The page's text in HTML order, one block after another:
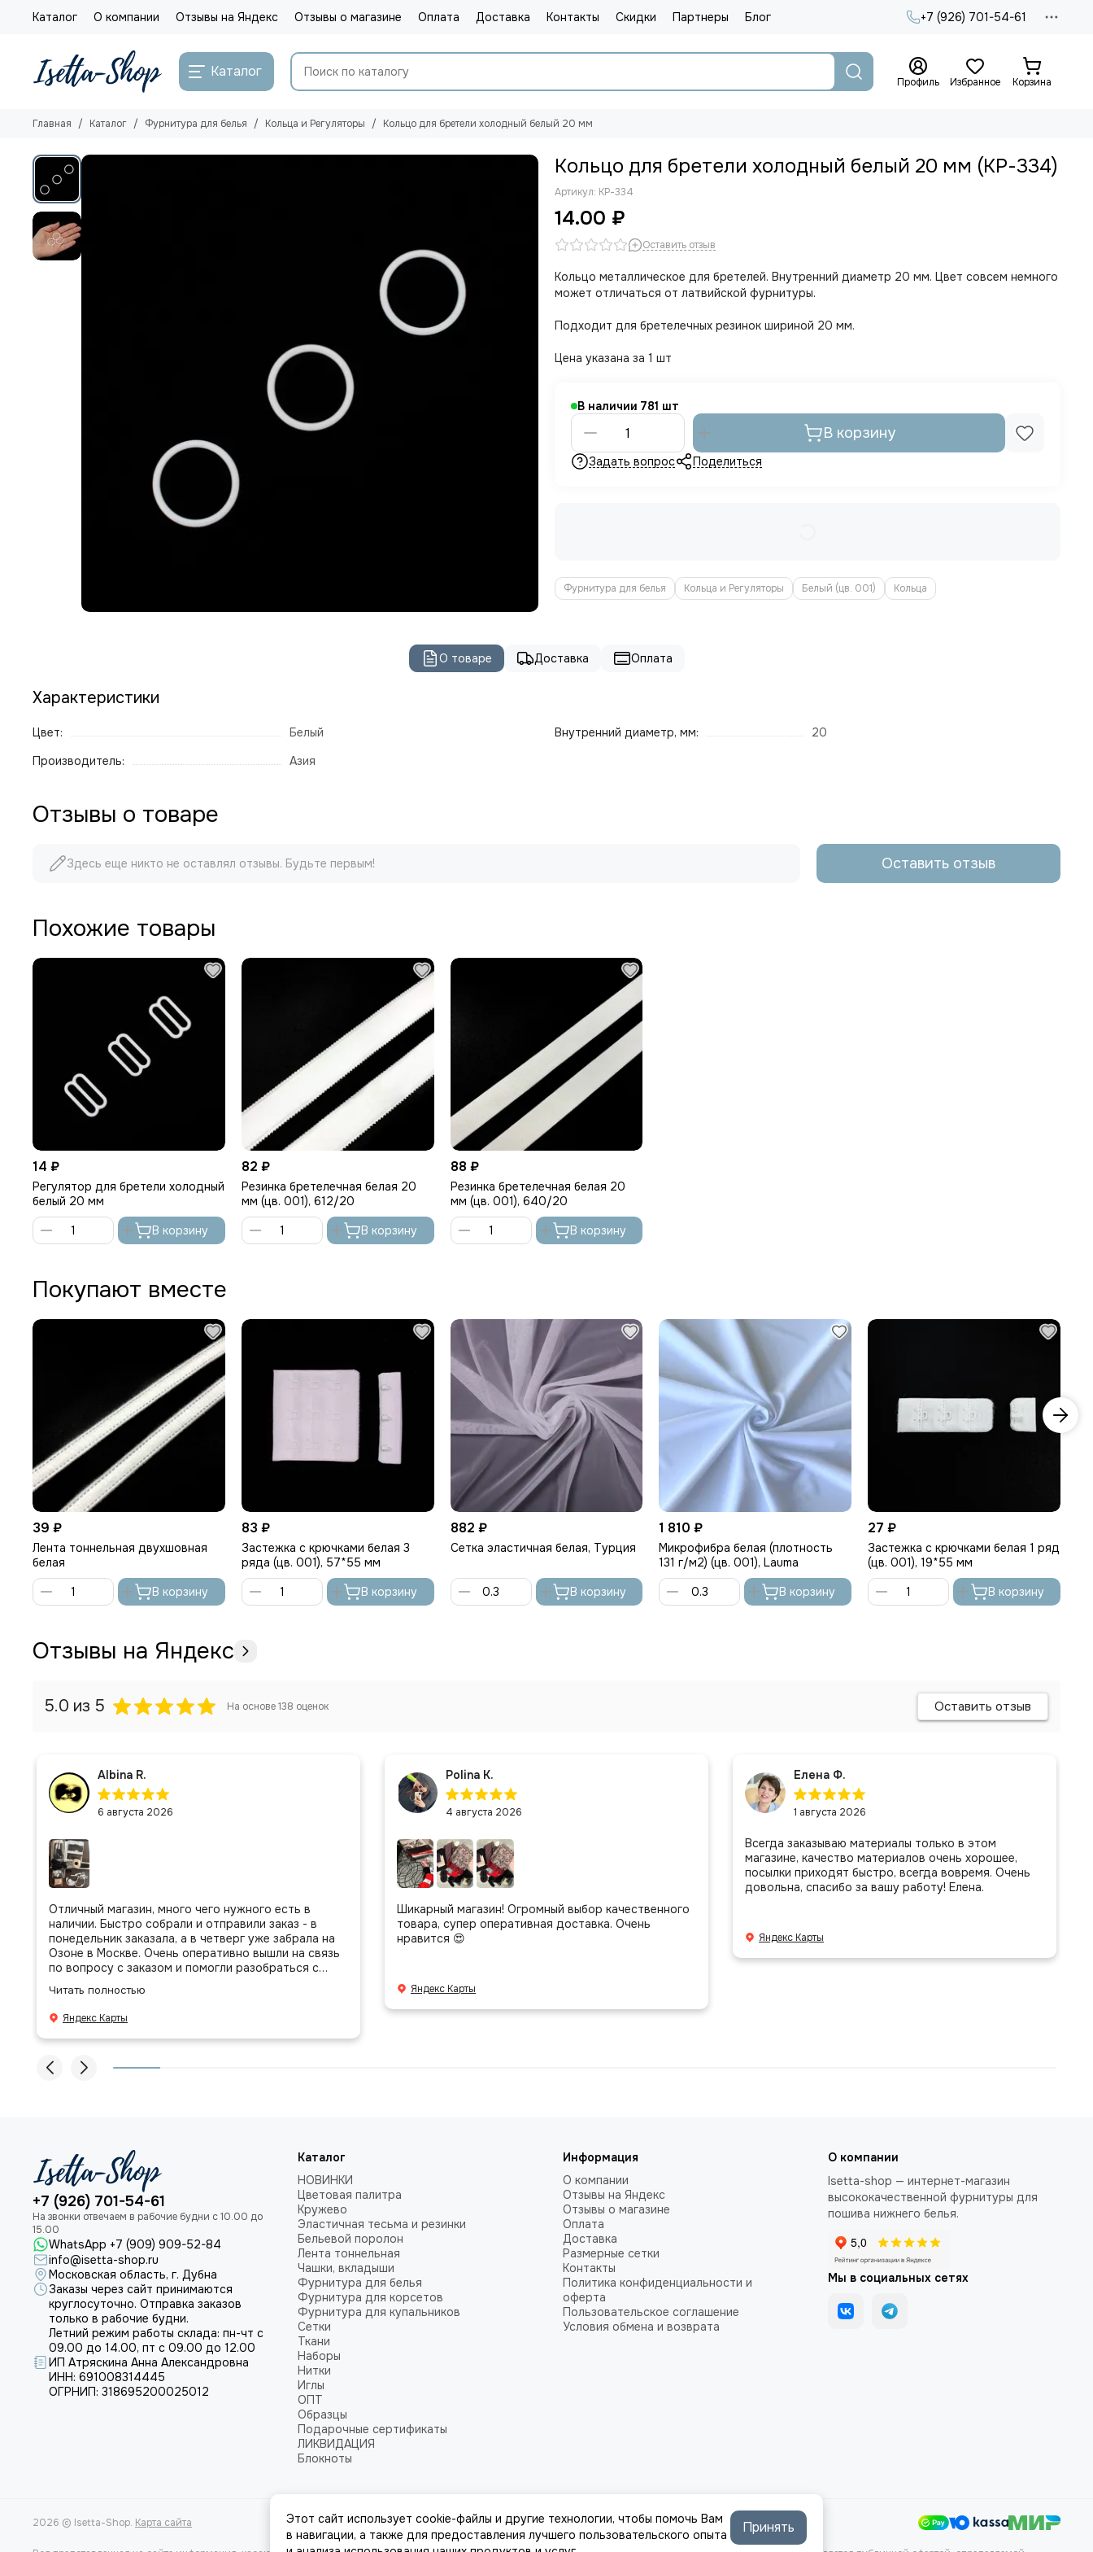
Каталог О компании Отзывы на Яндекс Отзывы о магазине Оплата Доставка Контакты Скидки Партнеры Блог +7 (926) 701-54-61
Каталог
Профиль Избранное Корзина
Главная Каталог Фурнитура для белья Кольца и Регуляторы Кольцо для бретели холодный белый 20 мм
Кольцо для бретели холодный белый 20 мм (КР-334)
Артикул: КР-334
14.00 ₽
Оставить отзыв
Кольцо металлическое для бретелей. Внутренний диаметр 20 мм. Цвет совсем немного
может отличаться от латвийской фурнитуры.
Подходит для бретелечных резинок шириной 20 мм.
Цена указана за 1 шт
В наличии 781
В корзину
Задать вопрос Поделиться
Фурнитура для белья Кольца и Регуляторы Белый (цв. 001) Кольца
О товаре Доставка Оплата
Характеристики
Цвет:
Белый
Производитель:
Азия
Внутренний диаметр, мм: 20
Отзывы о товаре
Здесь еще никто не оставлял отзывы. Будьте первым! Оставить отзыв
Похожие товары
14 ₽
Регулятор для бретели холодный
белый 20 мм
В корзину
82 ₽
Резинка бретелечная белая 20
мм (цв. 001), 612/20
В корзину
88 ₽
Резинка бретелечная белая 20
мм (цв. 001), 640/20
В корзину
Покупают вместе
39 ₽
Лента тоннельная двухшовная
белая
В корзину
83 ₽
Застежка с крючками белая 3
ряда (цв. 001), 57*55 мм
В корзину
882 ₽
Сетка эластичная белая, Турция
В корзину
1 810 ₽
Микрофибра белая (плотность
131 г/м2) (цв. 001), Lauma
В корзину
27 ₽
Застежка с крючками белая 1 ряд
(цв. 001), 19*55 мм
В корзину
Отзывы на Яндекс
5.0 из 5 На основе138 оценок Оставить отзыв
Albina R.
6 августа 2026
Отличный магазин, много чего нужного есть в
наличии. Быстро собрали и отправили заказ - в
понедельник заказала, а в четверг уже забрала на
Озоне в Москве. Очень оперативно вышли на связь
по вопросу с заказом и помогли разобраться с
сложено, подписано и даже есть подарочек, очень
приятно. Спасибо большое команде!
Читать полностью
Яндекс Карты
Polina K.
4 августа 2026
Шикарный магазин! Огромный выбор качественного
товара, супер оперативная доставка. Очень
нравится 😍
Яндекс Карты
Елена Ф.
1 августа 2026
Всегда заказываю материалы только в этом
магазине, качество материалов очень хорошее,
посылки приходят быстро, всегда вовремя. Очень
довольна, спасибо за вашу работу! Елена.
Яндекс Карты
+7 (926) 701-54-61
WhatsApp +7 (909) 909-52-84
info@isetta-shop.ru
Московская область, г. Дубна
Заказы через сайт принимаются
круглосуточно. Отправка заказов
только в рабочие будни.
Летний режим работы склада: пн-чт с
09.00 до 14.00, пт с 09.00 до 12.00
ИП Атряскина Анна Александровна
ИНН: 691008314445
ОГРНИП: 318695200025012
Каталог
НОВИНКИ
Цветовая палитра
Кружево
Эластичная тесьма и резинки
Бельевой поролон
Лента тоннельная
Чашки, вкладыши
Фурнитура для белья
Фурнитура для корсетов
Фурнитура для купальников
Сетки
Ткани
Наборы
Нитки
Иглы
ОПТ
Образцы
Подарочные сертификаты
ЛИКВИДАЦИЯ
Блокноты
Информация
О компании
Отзывы на Яндекс
Отзывы о магазине
Оплата
Доставка
Размерные сетки
Контакты
Политика конфиденциальности и
оферта
Пользовательское соглашение
Условия обмена и возврата
О компании
Isetta-shop — интернет-магазин
высококачественной фурнитуры для
пошива нижнего белья.
Мы в социальных сетях
2026 © Isetta-Shop. Карта сайта
Этот сайт использует cookie-файлы и другие технологии, чтобы помочь Вам
в навигации, а также для предоставления лучшего пользовательского опыта
Принять